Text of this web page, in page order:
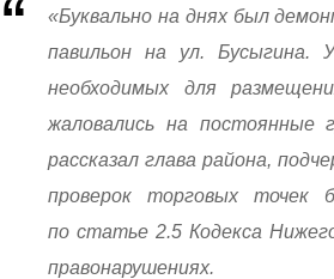
«Буквально на днях был
павильон на ул. Бусыгина.
необходимых для
жаловались на постоянные
рассказал глава района,
проверок торговых точек
по статье 2.5 Кодекса
правонарушениях.